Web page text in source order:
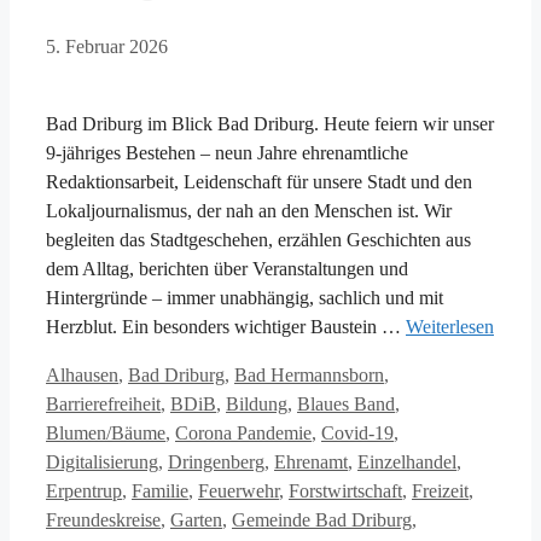
5. Februar 2026
Bad Driburg im Blick Bad Driburg. Heute feiern wir unser
9-jähriges Bestehen – neun Jahre ehrenamtliche
Redaktionsarbeit, Leidenschaft für unsere Stadt und den
Lokaljournalismus, der nah an den Menschen ist. Wir
begleiten das Stadtgeschehen, erzählen Geschichten aus
dem Alltag, berichten über Veranstaltungen und
Hintergründe – immer unabhängig, sachlich und mit
Herzblut. Ein besonders wichtiger Baustein … Weiterlesen
Kategorien
Alhausen, Bad Driburg, Bad Hermannsborn,
Barrierefreiheit, BDiB, Bildung, Blaues Band,
Blumen/Bäume, Corona Pandemie, Covid-19,
Digitalisierung, Dringenberg, Ehrenamt, Einzelhandel,
Erpentrup, Familie, Feuerwehr, Forstwirtschaft, Freizeit,
Freundeskreise, Garten, Gemeinde Bad Driburg,